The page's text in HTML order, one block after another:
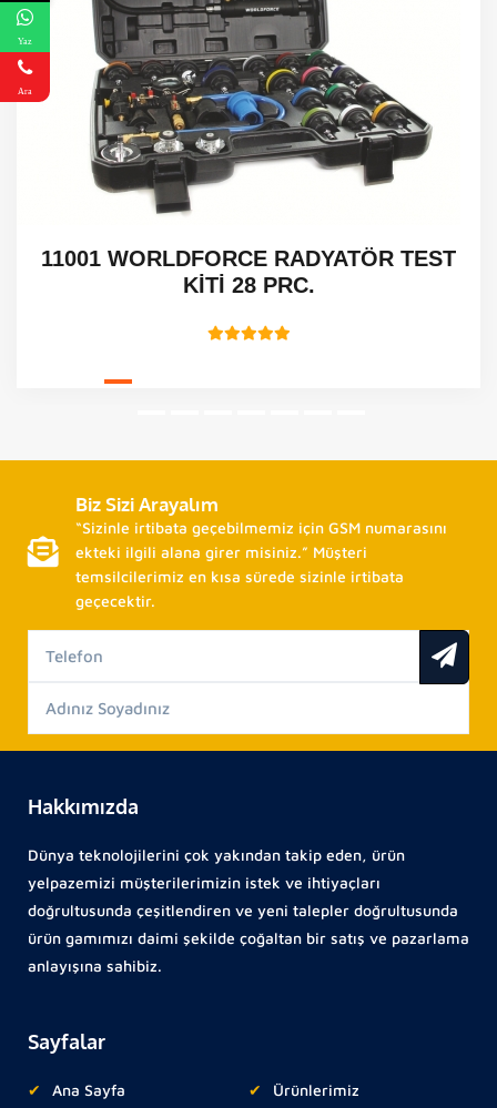
11001 WORLDFORCE RADYATÖR TEST
KİTİ 28 PRC.
Biz Sizi Arayalım
“Sizinle irtibata geçebilmemiz için GSM numarasını
ekteki ilgili alana girer misiniz.” Müşteri
temsilcilerimiz en kısa sürede sizinle irtibata
geçecektir.
Hakkımızda
Dünya teknolojilerini çok yakından takip eden, ürün
yelpazemizi müşterilerimizin istek ve ihtiyaçları
doğrultusunda çeşitlendiren ve yeni talepler doğrultusunda
ürün gamımızı daimi şekilde çoğaltan bir satış ve pazarlama
anlayışına sahibiz.
Sayfalar
Ana Sayfa Ürünlerimiz
Yaz
Ara